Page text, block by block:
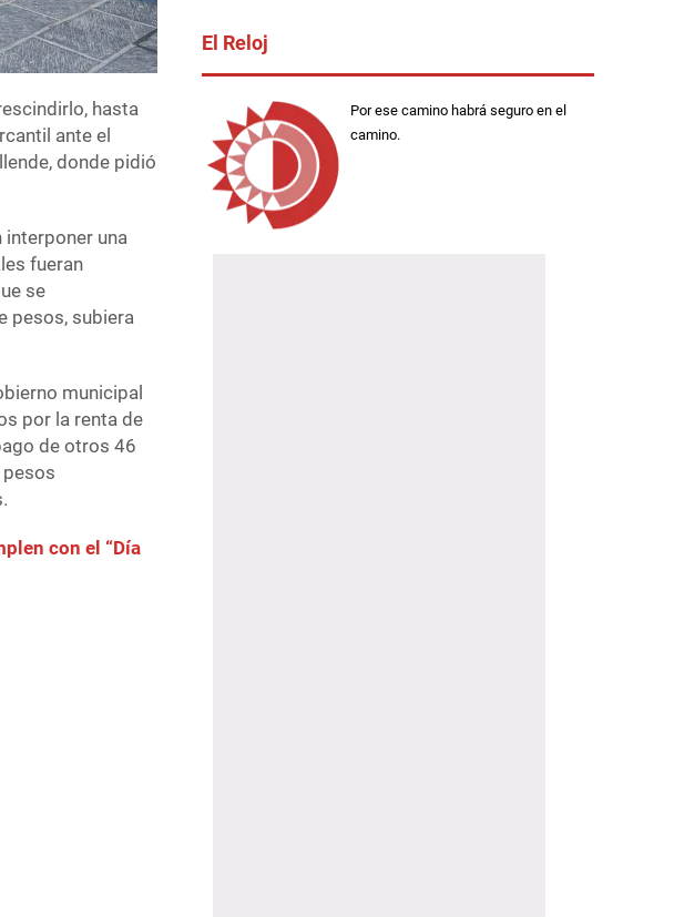
hasta
ante el
donde pidió
una
fueran
se
pesos, subiera
municipal
por la renta de
de otros 46
con el “Día
El Reloj
Por ese camino habrá seguro en el
camino.